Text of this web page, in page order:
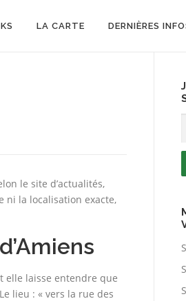
LA CARTE DERNIÈRES
le site d’actualités,
ni la localisation exacte,
elle laisse entendre que
lieu : « vers la rue des